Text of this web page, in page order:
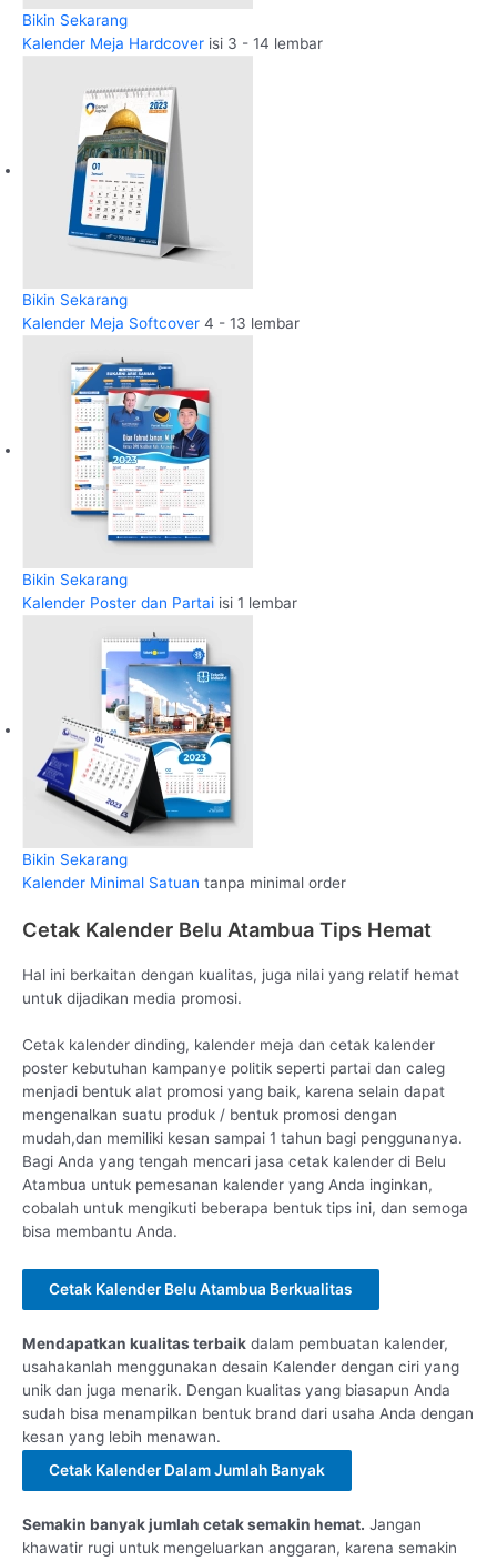
Bikin Sekarang
Kalender Meja Hardcover isi 3 - 14 lembar
Bikin Sekarang
Kalender Meja Softcover 4 - 13 lembar
Bikin Sekarang
Kalender Poster dan Partai isi 1 lembar
Bikin Sekarang
Kalender Minimal Satuan tanpa minimal order
Cetak Kalender Belu Atambua Tips Hemat
Hal ini berkaitan dengan kualitas, juga nilai yang relatif hemat
untuk dijadikan media promosi.
Cetak kalender dinding, kalender meja dan cetak kalender
poster kebutuhan kampanye politik seperti partai dan caleg
menjadi bentuk alat promosi yang baik, karena selain dapat
mengenalkan suatu produk / bentuk promosi dengan
mudah,dan memiliki kesan sampai 1 tahun bagi penggunanya.
Bagi Anda yang tengah mencari jasa cetak kalender di Belu
Atambua untuk pemesanan kalender yang Anda inginkan,
cobalah untuk mengikuti beberapa bentuk tips ini, dan semoga
bisa membantu Anda.
Cetak Kalender Belu Atambua Berkualitas
Mendapatkan kualitas terbaik dalam pembuatan kalender,
usahakanlah menggunakan desain Kalender dengan ciri yang
unik dan juga menarik. Dengan kualitas yang biasapun Anda
sudah bisa menampilkan bentuk brand dari usaha Anda dengan
kesan yang lebih menawan.
Cetak Kalender Dalam Jumlah Banyak
Semakin banyak jumlah cetak semakin hemat. Jangan
khawatir rugi untuk mengeluarkan anggaran, karena semakin